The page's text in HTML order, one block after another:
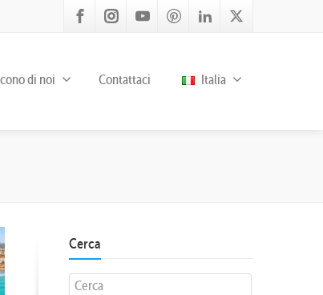
di noi Contattaci Italia
Cerca